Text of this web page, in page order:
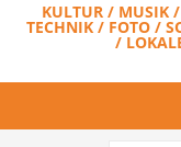
KULTUR / MUSIK
TECHNIK / FOTO /
/